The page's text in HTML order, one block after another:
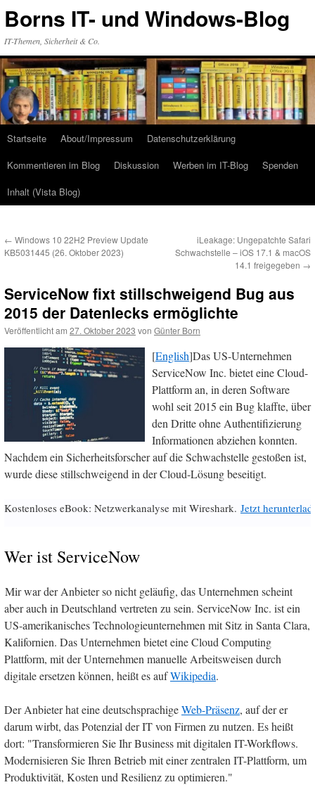
Inhalt
Borns IT- und Windows-Blog
IT-Themen, Sicherheit & Co.
Startseite About/Impressum
Datenschutzerklärung
Kommentieren im Blog
Diskussion Werben im IT-Blog
Spenden
Inhalt (Vista Blog)
← Windows 10 22H2 Preview Update
KB5031445 (26. Oktober 2023)
iLeakage: Ungepatchte Safari
Schwachstelle – iOS 17.1 & macOS
14.1 freigegeben →
ServiceNow fixt stillschweigend Bug aus
2015 der Datenlecks ermöglichte
Veröffentlicht am 27. Oktober 2023 von Günter Born
[English]Das US-Unternehmen
ServiceNow Inc. bietet eine Cloud-
Plattform an, in deren Software
wohl seit 2015 ein Bug klaffte, über
den Dritte ohne Authentifizierung
Informationen abziehen konnten.
Nachdem ein Sicherheitsforscher auf die Schwachstelle gestoßen ist,
wurde diese stillschweigend in der Cloud-Lösung beseitigt.
Kostenloses eBook: Netzwerkanalyse mit Wireshark. Jetzt
Wer ist ServiceNow
Mir war der Anbieter so nicht geläufig, das Unternehmen scheint
aber auch in Deutschland vertreten zu sein. ServiceNow Inc. ist ein
US-amerikanisches Technologieunternehmen mit Sitz in Santa Clara,
Kalifornien. Das Unternehmen bietet eine Cloud Computing
Plattform, mit der Unternehmen manuelle Arbeitsweisen durch
digitale ersetzen können, heißt es aufWikipedia.
Der Anbieter hat eine deutschsprachigeWeb-Präsenz, auf der er
darum wirbt, das Potenzial der IT von Firmen zu nutzen. Es heißt
dort: "Transformieren Sie Ihr Business mit digitalen IT-Workflows.
Modernisieren Sie Ihren Betrieb mit einer zentralen IT-Plattform, um
Produktivität, Kosten und Resilienz zu optimieren."